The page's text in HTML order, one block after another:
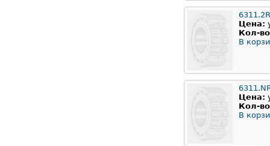
Цена:
Кол-
В
Цена:
Кол-
В